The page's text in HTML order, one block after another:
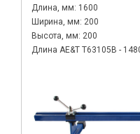
Длина, мм: 1600
Ширина, мм: 200
Высота, мм: 200
Длина AE&T T63105B -